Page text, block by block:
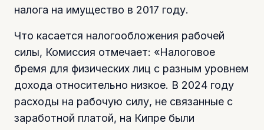
налога на имущество в 2017 году.
Что касается налогообложения рабочей
силы, Комиссия отмечает: «Налоговое
бремя для физических лиц с разным уровнем
дохода относительно низкое. В 2024 году
расходы на рабочую силу, не связанные с
заработной платой, на Кипре были